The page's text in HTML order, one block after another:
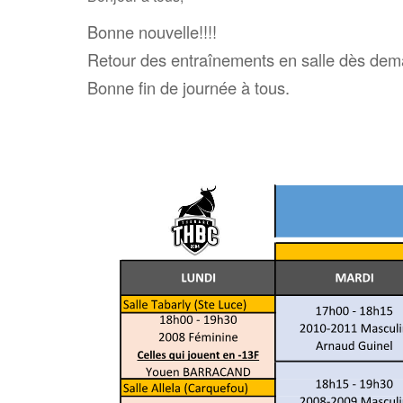
Bonne nouvelle!!!!
Retour des entraînements en salle dès
Bonne fin de journée à tous.